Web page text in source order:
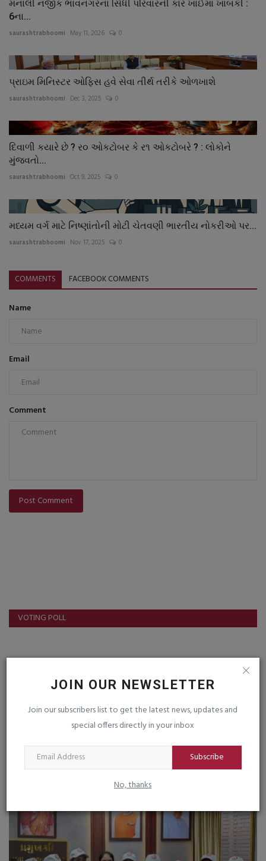
JOIN OUR NEWSLETTER
Join our subscribers list to get the latest news, updates and
special offers directly in your inbox
Subscribe
No, thanks
મનાલી નજીક ભાવનગરના સિંધી પરિવારની કાર ખાઈમાં ખાબકી :
6ના...
saurashtrabhoomi May 11, 2026 0
પ્રાઇમ મિનિસ્ટર ઓફિસ હવે સેવા તીર્થ તરીકે ઓળખાશે
saurashtrabhoomi Dec 3, 2025 0
દિવાળી કયારે છે ? ર૦ ઓકટોબર કે ર૧ ઓકટોબરે ? : લોકોને
મુંજવતો...
saurashtrabhoomi Oct 9, 2025 0
મધ્યમ વર્ગ માટે નિષ્ણાંતોની મોટી ચેતવણી ભારતીય નોકરીઓ પર...
saurashtrabhoomi Nov 17, 2025 0
COMMENTS FACEBOOK COMMENTS
Name
Email
Comment
Post Comment
VOTING POLL
Facebook Instagram